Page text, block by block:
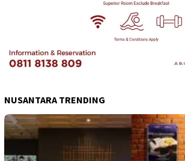
NUSANTARA TRENDING